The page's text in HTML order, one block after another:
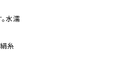
水濡
糸